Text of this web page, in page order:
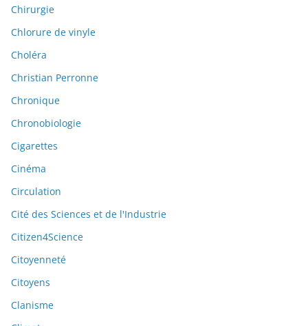
Chirurgie
Chlorure de vinyle
Choléra
Christian Perronne
Chronique
Chronobiologie
Cigarettes
Cinéma
Circulation
Cité des Sciences et de l'Industrie
Citizen4Science
Citoyenneté
Citoyens
Clanisme